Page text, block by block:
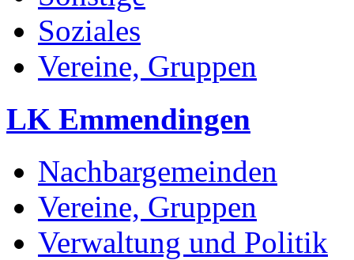
Soziales
Vereine, Gruppen
LK Emmendingen
Nachbargemeinden
Vereine, Gruppen
Verwaltung und Politik